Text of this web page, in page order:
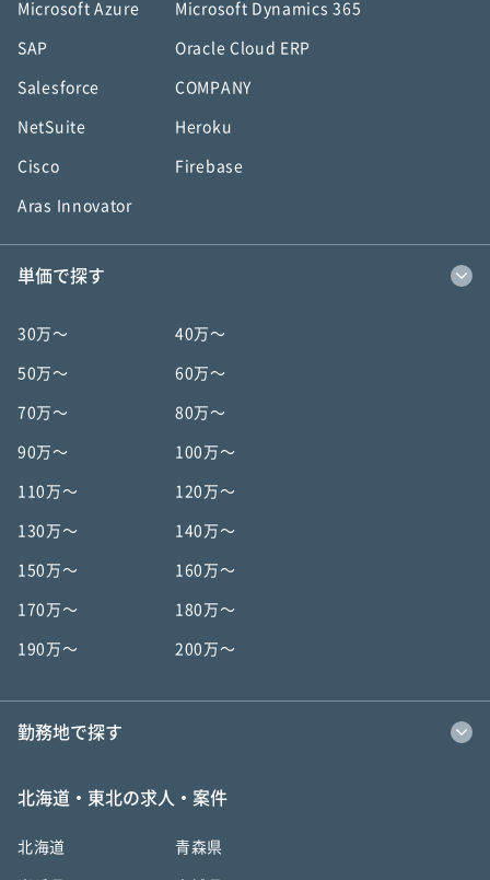
Microsoft Azure Microsoft Dynamics 365
SAP Oracle Cloud ERP
Salesforce COMPANY
NetSuite Heroku
Cisco Firebase
Aras Innovator
単価で探す
30万〜 40万〜
50万〜 60万〜
70万〜 80万〜
90万〜 100万〜
110万〜 120万〜
130万〜 140万〜
150万〜 160万〜
170万〜 180万〜
190万〜 200万〜
勤務地で探す
北海道・東北の求人・案件
北海道 青森県